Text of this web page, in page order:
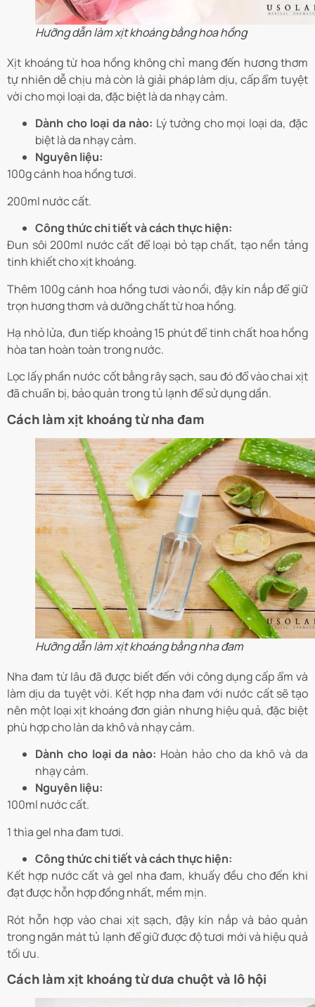
Hưỡng dẫn làm xịt khoáng bằng hoa hồng
Xịt khoáng từ hoa hồng không chỉ mang đến hương thơm
tự nhiên dễ chịu mà còn là giải pháp làm dịu, cấp ẩm tuyệt
vời cho mọi loại da, đặc biệt là da nhạy cảm.
Dành cho loại da nào: Lý tưởng cho mọi loại da, đặc
biệt là da nhạy cảm.
Nguyên liệu:
100g cánh hoa hồng tươi.
200ml nước cất.
Công thức chi tiết và cách thực hiện:
Đun sôi 200ml nước cất để loại bỏ tạp chất, tạo nền tảng
tinh khiết cho xịt khoáng.
Thêm 100g cánh hoa hồng tươi vào nồi, đậy kín nắp để giữ
trọn hương thơm và dưỡng chất từ hoa hồng.
Hạ nhỏ lửa, đun tiếp khoảng 15 phút để tinh chất hoa hồng
hòa tan hoàn toàn trong nước.
Lọc lấy phần nước cốt bằng rây sạch, sau đó đổ vào chai xịt
đã chuẩn bị, bảo quản trong tủ lạnh để sử dụng dần.
Cách làm xịt khoáng từ nha đam
Hưỡng dẫn làm xịt khoáng bằng nha đam
Nha đam từ lâu đã được biết đến với công dụng cấp ẩm và
làm dịu da tuyệt vời. Kết hợp nha đam với nước cất sẽ tạo
nên một loại xịt khoáng đơn giản nhưng hiệu quả, đặc biệt
phù hợp cho làn da khô và nhạy cảm.
Dành cho loại da nào: Hoàn hảo cho da khô và da
nhạy cảm.
Nguyên liệu:
100ml nước cất.
1 thìa gel nha đam tươi.
Công thức chi tiết và cách thực hiện:
Kết hợp nước cất và gel nha đam, khuấy đều cho đến khi
đạt được hỗn hợp đồng nhất, mềm mịn.
Rót hỗn hợp vào chai xịt sạch, đậy kín nắp và bảo quản
trong ngăn mát tủ lạnh để giữ được độ tươi mới và hiệu quả
tối ưu.
Cách làm xịt khoáng từ dưa chuột và lô hội